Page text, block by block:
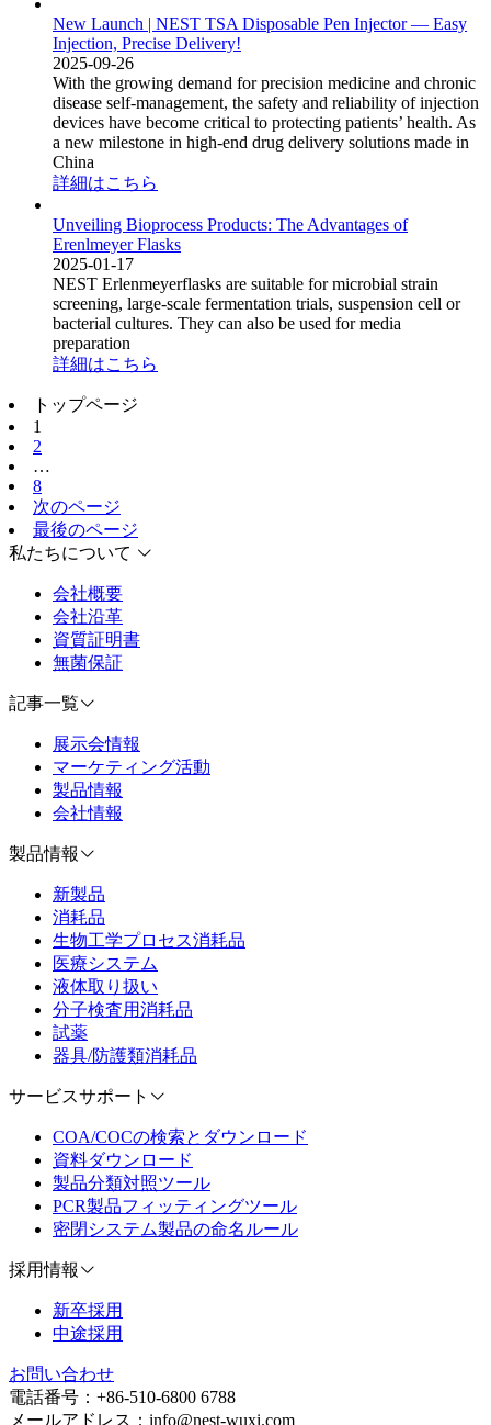
New Launch | NEST TSA Disposable Pen Injector — Easy
Injection, Precise Delivery!
2025-09-26
With the growing demand for precision medicine and chronic
disease self-management, the safety and reliability of injection
devices have become critical to protecting patients’ health. As
a new milestone in high-end drug delivery solutions made in
China
詳細はこちら
Unveiling Bioprocess Products: The Advantages of
Erenlmeyer Flasks
2025-01-17
NEST Erlenmeyerflasks are suitable for microbial strain
screening, large-scale fermentation trials, suspension cell or
bacterial cultures. They can also be used for media
preparation
詳細はこちら
トップページ
1
2
…
8
次のページ
最後のページ
私たちについて
会社概要
会社沿革
資質証明書
無菌保証
記事一覧
展示会情報
マーケティング活動
製品情報
会社情報
製品情報
新製品
消耗品
生物工学プロセス消耗品
医療システム
液体取り扱い
分子検査用消耗品
試薬
器具/防護類消耗品
サービスサポート
COA/COCの検索とダウンロード
資料ダウンロード
製品分類対照ツール
PCR製品フィッティングツール
密閉システム製品の命名ルール
採用情報
新卒採用
中途採用
お問い合わせ
電話番号：+86-510-6800 6788
メールアドレス：info@nest-wuxi.com